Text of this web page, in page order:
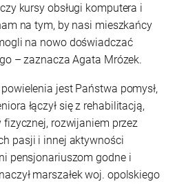
kursy obsługi komputera i
na tym, by nasi mieszkańcy
na nowo doświadczać
– zaznacza Agata Mrózek.
jest Państwa pomysł,
łączył się z rehabilitacją,
rozwijaniem przez
pasji i innej aktywności
pensjonariuszom godne i
marszałek woj. opolskiego